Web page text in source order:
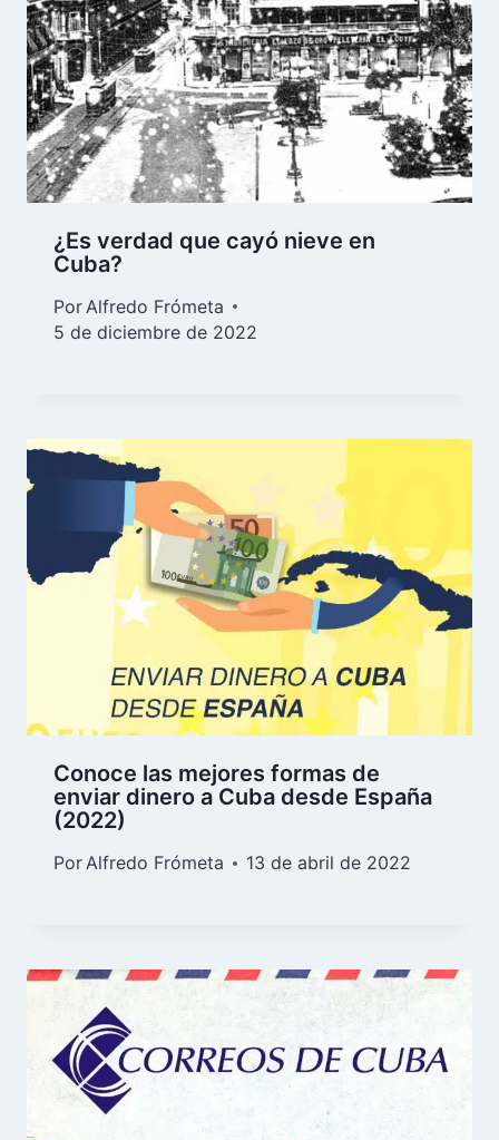
¿Es verdad que cayó nieve en
Cuba?
Por Alfredo Frómeta
5 de diciembre de 2022
Conoce las mejores formas de
enviar dinero a Cuba desde España
(2022)
PorAlfredo Frómeta 13 de abril de 2022